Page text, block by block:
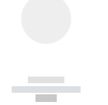
------------
----------- -----------